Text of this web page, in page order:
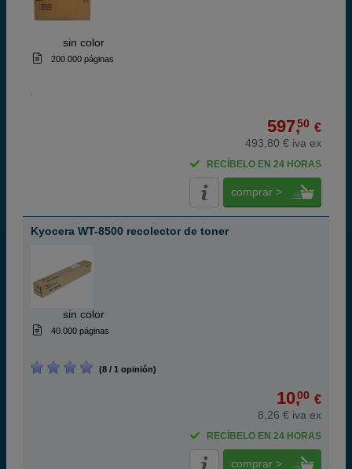
sin color
200.000 páginas
597,50 €
493,80 € iva ex
RECÍBELO EN 24 HORAS
comprar >
Kyocera WT-8500 recolector de toner
sin color
40.000 páginas
(8 / 1 opinión)
10,00 €
8,26 € iva ex
RECÍBELO EN 24 HORAS
comprar >